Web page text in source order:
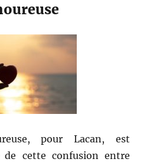
pour Lacan, est
de cette confusion entre